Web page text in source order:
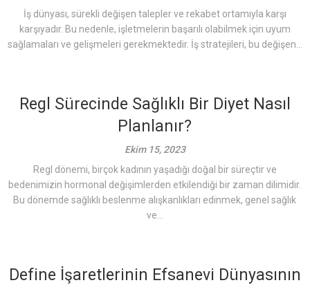
İş dünyası, sürekli değişen talepler ve rekabet ortamıyla karşı
karşıyadır. Bu nedenle, işletmelerin başarılı olabilmek için uyum
sağlamaları ve gelişmeleri gerekmektedir. İş stratejileri, bu değişen...
Regl Sürecinde Sağlıklı Bir Diyet Nasıl
Planlanır?
Ekim 15, 2023
Regl dönemi, birçok kadının yaşadığı doğal bir süreçtir ve
bedenimizin hormonal değişimlerden etkilendiği bir zaman dilimidir.
Bu dönemde sağlıklı beslenme alışkanlıkları edinmek, genel sağlık
ve...
Define İşaretlerinin Efsanevi Dünyasının